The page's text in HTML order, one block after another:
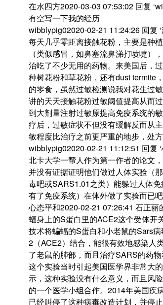
在水四方2020-03-03 07:53:02 回复
有空写一下我的经历
wibblypig02020-02-21 11:24:26 回复
每天几乎零距离接触花粉，主要是种
（类似感冒，如鼻塞流鼻涕打喷嚏）
治吃了不少无用的药物。来美国后，
种树花粉和草花粉，还有dust termite
的零食，虽然过敏检测说我对花生过
讲的天天接触花粉过敏阈值提高从而
到大剂量注射过敏原提高免疫系统的
疗后，过敏症状不但没有缓解反而从
敏程度比治疗之前更严重的地步，处
wibblypig02020-02-21 11:12:51 回复
北卡大学一帮人作为第一作者的论文
并没有证据证明他们做过人体实验（
毒吧或SARS1.01之类）能躲过人体
有了免疫系统）在体外做了实验而已吧
心态平和2020-02-21 07:26:41 石正
蝠身上的S蛋白里的ACE2这个受体开
技术将蝙蝠的S蛋白和小老鼠的Sars
2（ACE2）结合，能很有效地感染人
了老鼠的肺部，而且治疗SARS的药物
这个实验当时引起美国医学界非常大
示，这种实验没有什么意义，而且风
的一个医学小组合作。2014年美国疾
已经叫停了这种病毒改造计划，并停